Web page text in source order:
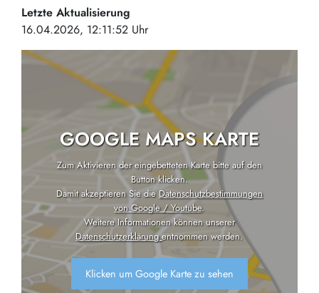
Letzte Aktualisierung
16.04.2026, 12:11:52 Uhr
GOOGLE MAPS KARTE
Zum Aktivieren der eingebetteten Karte bitte auf den
Button klicken.
Damit akzeptieren Sie dieDatenschutzbestimmungen
von Google / Youtube.
Weitere Informationen können unserer
Datenschutzerklärungentnommen werden.
Klicken um Google Karte zu sehen